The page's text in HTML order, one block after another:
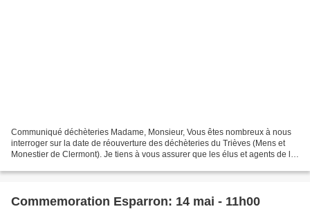
Communiqué déchèteries Madame, Monsieur, Vous êtes nombreux à nous
interroger sur la date de réouverture des déchèteries du Trièves (Mens et
Monestier de Clermont). Je tiens à vous assurer que les élus et agents de la
Commemoration Esparron: 14 mai - 11h00